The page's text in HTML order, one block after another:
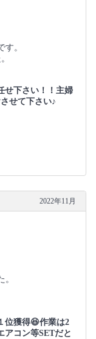
。
せ下さい！！主婦
せて下さい♪
2022年11月
位獲得😆作業は2
アコン等SETだと